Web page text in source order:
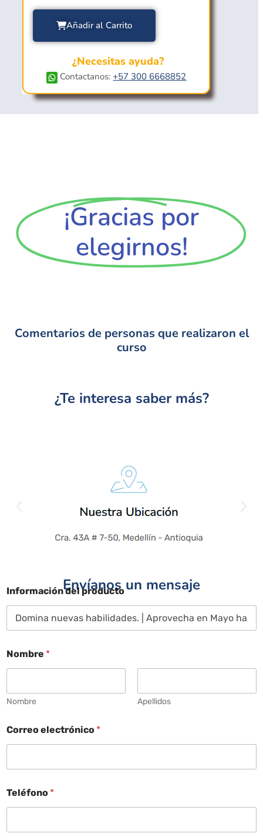
Añadir al Carrito
¿Necesitas ayuda?
Contactanos:+57 300 6668852
¡Gracias por
elegirnos!
Comentarios de personas que realizaron el
curso
¿Te interesa saber más?
Envíanos un mensaje
Información del producto
Nombre *
Nombre Apellidos
Correo electrónico *
Teléfono *